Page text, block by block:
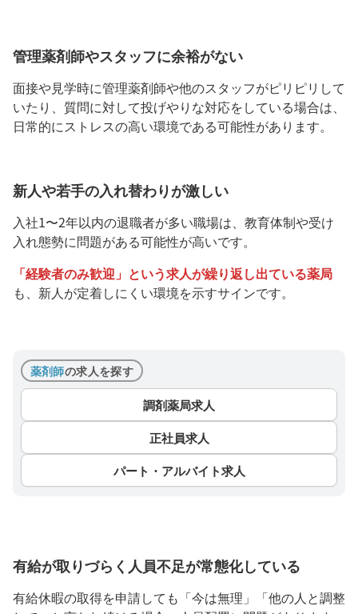
管理薬剤師やスタッフに余裕がない
面接や見学時に管理薬剤師や他のスタッフがピリピリして
いたり、質問に対して投げやりな対応をしている場合は、
日常的にストレスの高い環境である可能性があります。
新人や若手の入れ替わりが激しい
入社1〜2年以内の退職者が多い職場は、教育体制や受け
入れ態勢に問題がある可能性が高いです。
「経験者のみ歓迎」という求人が繰り返し出ている薬局
も、新人が定着しにくい環境を示すサインです。
薬剤師の求人を探す
調剤薬局求人
正社員求人
パート・アルバイト求人
有給が取りづらく人員不足が常態化している
有給休暇の取得を申請しても「今は無理」「他の人と調整